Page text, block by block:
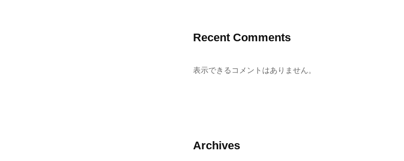
Recent Comments
表示できるコメントはありません。
Archives